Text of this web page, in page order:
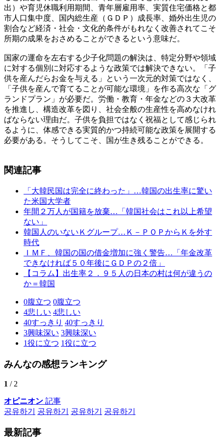
出）や育児休職利用期間、青年層雇用率、実質住宅価格と都
市人口集中度、国内総生産（ＧＤＰ）成長率、婚外出生児の
割合など経済・社会・文化的条件がもれなく改善されてこそ
所期の成果をおさめることができるという意味だ。
国家の運命を左右する少子化問題の解決は、特定分野や領域
に対する個別に対応するような政策では解決できない。「子
供を産んだらお金を与える」という一次元的対策ではなく、
「子供を産んで育てることが可能な環境」を作る高次な「グ
ランドプラン」が必要だ。労働・教育・年金などの３大改革
を推進し、構造改革を図り、社会全般の生産性を高めなけれ
ばならない理由だ。子供を負担ではなく祝福として感じられ
るように、体感できる実質的かつ持続可能な政策を展開する
必要がある。そうしてこそ、国が生き残ることができる。
関連記事
「大韓民国は完全に終わった」…韓国の出生率に驚い
た米国大学者
年間２万人が国籍を放棄…「韓国社会はこれ以上希望
ない」
韓国人のいないＫグループ…Ｋ－ＰＯＰからＫを外す
時代
ＩＭＦ、韓国の国の借金増加に強く警告…「年金改革
できなければ５０年後にＧＤＰの２倍」
【コラム】出生率２．９５人の日本の村は何が違うの
か＝韓国
0腹立つ 0腹立つ
4悲しい 4悲しい
40すっきり 40すっきり
3興味深い 3興味深い
1役に立つ 1役に立つ
みんなの感想ランキング
1 / 2
オピニオン 記事
공유하기
공유하기 공유하기 공유하기
最新記事